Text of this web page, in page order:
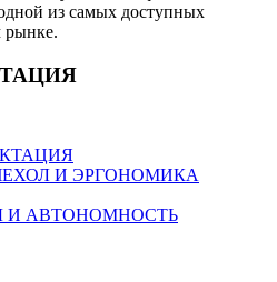
из самых доступных
рынке.
И ЭРГОНОМИКА
И АВТОНОМНОСТЬ